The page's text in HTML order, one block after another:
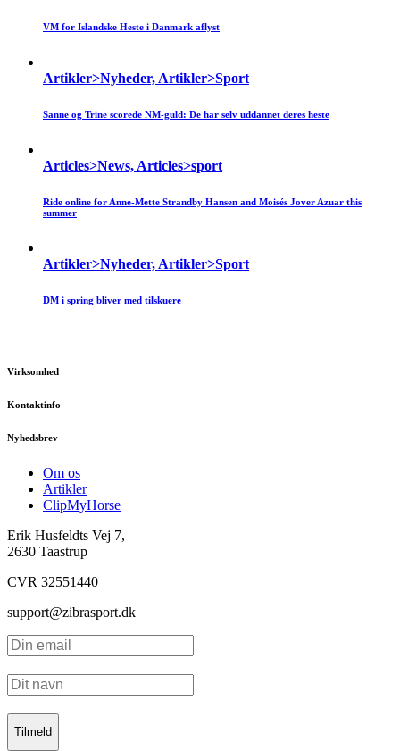
VM for Islandske Heste i Danmark aflyst
Artikler>Nyheder, Artikler>Sport
Sanne og Trine scorede NM-guld: De har selv uddannet deres heste
Articles>News, Articles>sport
Ride online for Anne-Mette Strandby Hansen and Moisés Jover Azuar this
summer
Artikler>Nyheder, Artikler>Sport
DM i spring bliver med tilskuere
Virksomhed
Kontaktinfo
Nyhedsbrev
Om os
Artikler
ClipMyHorse
Erik Husfeldts Vej 7,
2630 Taastrup
CVR 32551440
support@zibrasport.dk
Tilmeld